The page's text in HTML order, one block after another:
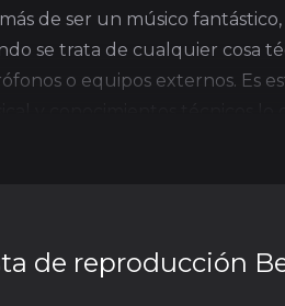
de ser un músico
se trata de cualquier cosa
o equipos externos. Es
de reproducción